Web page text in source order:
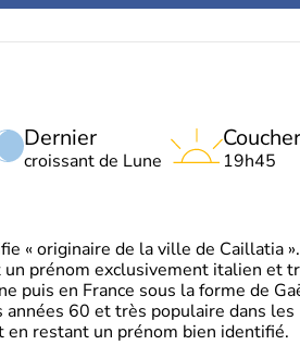
Dernier
croissant de Lune
Coucher
19h45
« originaire de la ville de Caillatia
prénom exclusivement italien et
puis en France sous la forme de
60 et très populaire dans les
restant un prénom bien identifié.